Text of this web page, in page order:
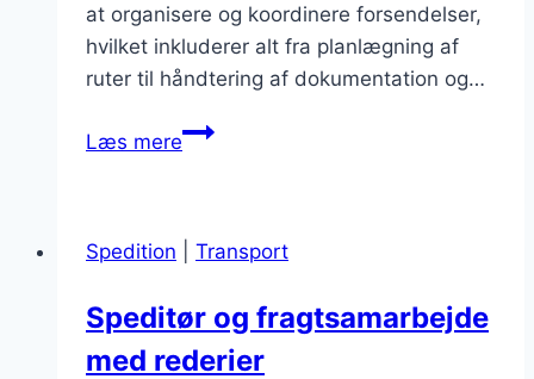
at organisere og koordinere forsendelser,
hvilket inkluderer alt fra planlægning af
ruter til håndtering af dokumentation og…
Læs mereSpeditør
finder
dem?
Spedition Transport
Speditør og fragtsamarbejde
med rederier